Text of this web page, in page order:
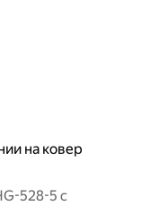
на ковер
528-5 с